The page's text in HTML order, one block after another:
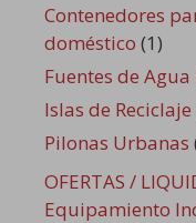
Contenedores
doméstico (1)
Fuentes de
Islas de Reciclaje
Pilonas Urbanas
OFERTAS /
Equipamiento